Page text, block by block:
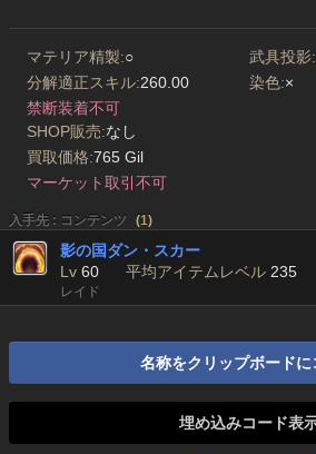
マテリア精製:○ 武具投影:
分解適正スキル:260.00 染色:×
禁断装着不可
SHOP販売:なし
買取価格:765 Gil
マーケット取引不可
入手先 : コンテンツ (1)
影の国ダン・スカー
Lv 60 平均アイテムレベル 235
レイド
名称をクリップボードに
埋め込みコード表